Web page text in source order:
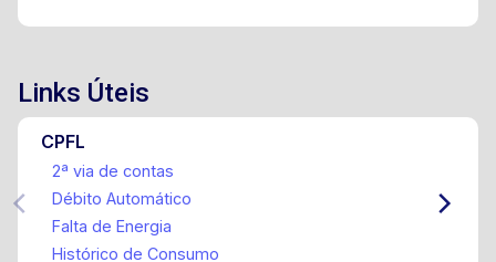
Links Úteis
CPFL
2ª via de contas
Débito Automático
Falta de Energia
Histórico de Consumo